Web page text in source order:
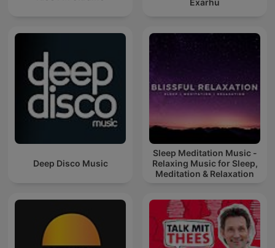
Deep Disco Music
Sleep Meditation Music -
Relaxing Music for Sleep,
Meditation & Relaxation